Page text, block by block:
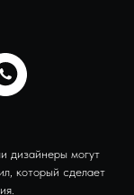
дизайнеры могут
который сделает